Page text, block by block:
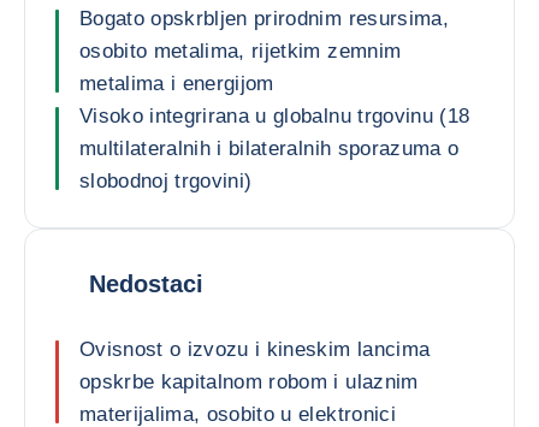
Bogato opskrbljen prirodnim resursima,
osobito metalima, rijetkim zemnim
metalima i energijom
Visoko integrirana u globalnu trgovinu (18
multilateralnih i bilateralnih sporazuma o
slobodnoj trgovini)
Nedostaci
Ovisnost o izvozu i kineskim lancima
opskrbe kapitalnom robom i ulaznim
materijalima, osobito u elektronici